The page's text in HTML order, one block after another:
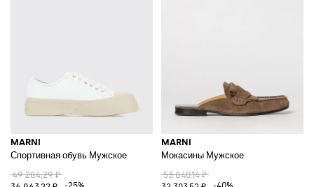
MARNI
Спортивная обувь Мужское
49 284,29 ₽
MARNI
Мокасины Мужское
53 840,14 ₽